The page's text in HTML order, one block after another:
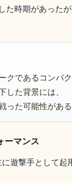
た時期があった
クであるコンパ
した背景には、
った可能性があ
ーマンス
遊撃手として起